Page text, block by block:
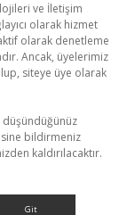
ve İletişim
olarak hizmet
olarak denetleme
Ancak, üyelerimiz
siteye üye olarak
düşündüğünüz
bildirmeniz
kaldırılacaktır.